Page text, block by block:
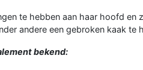
te hebben aan haar hoofd en
andere een gebroken kaak te
bekend: